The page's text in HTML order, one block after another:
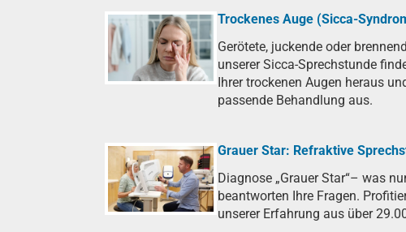
Trockenes Auge (Sicca-
Gerötete, juckende oder
unserer Sicca-Sprechstunde
Ihrer trockenen Augen heraus
passende Behandlung aus.
Grauer Star: Refraktive
Diagnose „Grauer Star“– was
beantworten Ihre Fragen.
unserer Erfahrung aus über